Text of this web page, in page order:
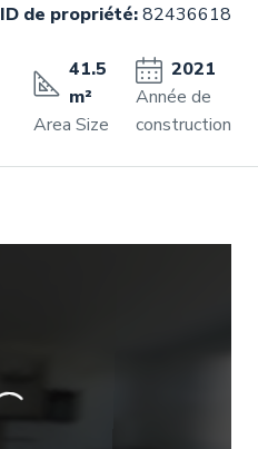
ID de propriété:82436618
41.5
m²
Area Size
2021
Année de
construction